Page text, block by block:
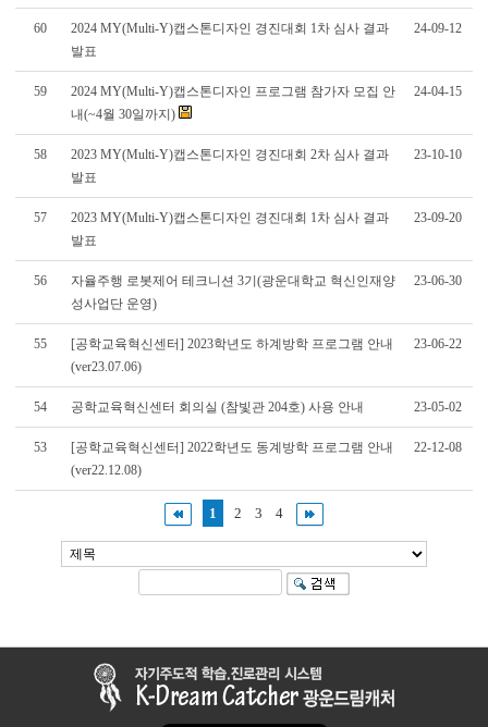
60
2024 MY(Multi-Y)캡스톤디자인 경진대회 1차 심사 결과
발표
24-09-12
59
2024 MY(Multi-Y)캡스톤디자인 프로그램 참가자 모집 안
내(~4월 30일까지)
24-04-15
58
2023 MY(Multi-Y)캡스톤디자인 경진대회 2차 심사 결과
발표
23-10-10
57
2023 MY(Multi-Y)캡스톤디자인 경진대회 1차 심사 결과
발표
23-09-20
56
자율주행 로봇제어 테크니션 3기(광운대학교 혁신인재양
성사업단 운영)
23-06-30
55
[공학교육혁신센터] 2023학년도 하계방학 프로그램 안내
(ver23.07.06)
23-06-22
54 공학교육혁신센터 회의실 (참빛관 204호) 사용 안내 23-05-02
53
[공학교육혁신센터] 2022학년도 동계방학 프로그램 안내
(ver22.12.08)
22-12-08
1 2 3 4